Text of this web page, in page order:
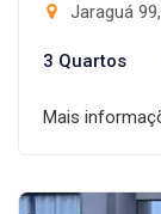
Jaraguá
3 Quartos
Mais